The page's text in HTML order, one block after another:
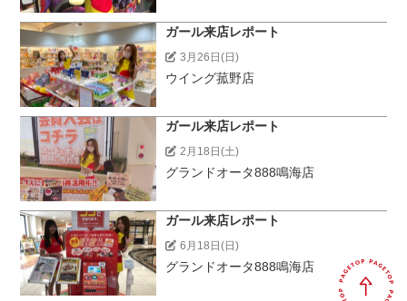
ガール来店レポート
3月26日(日)
ウイング菰野店
ガール来店レポート
2月18日(土)
グランドオータ888鳴海店
ガール来店レポート
6月18日(日)
グランドオータ888鳴海店